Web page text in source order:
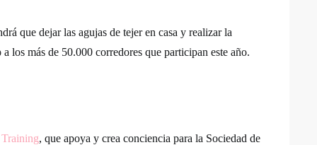
que dejar las agujas de tejer en casa y realizar la
a los más de 50.000 corredores que participan este año.
, que apoya y crea conciencia para la Sociedad de